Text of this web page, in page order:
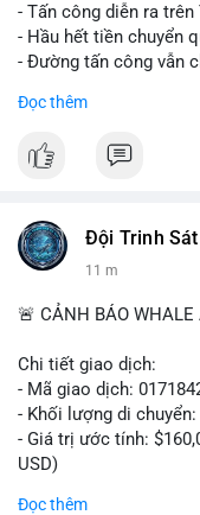
- Tấn công diễn ra trên
- Hầu hết tiền chuyển
- Đường tấn công vẫn
#binancesquare
$trx $eth
📰 Nguồn: CoinDesk
Đọc thêm
Đội Trinh Sát
11 m
🚨 CẢNH BÁO WHALE
Chi tiết giao dịch:
- Mã giao dịch:
- Khối lượng di chuyển:
- Giá trị ước tính:
USD)
Đọc thêm